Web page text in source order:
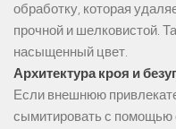
обработку, которая
прочной и шелковистой.
насыщенный цвет.
Архитектура кроя и
Если внешнюю
сымитировать с помощью